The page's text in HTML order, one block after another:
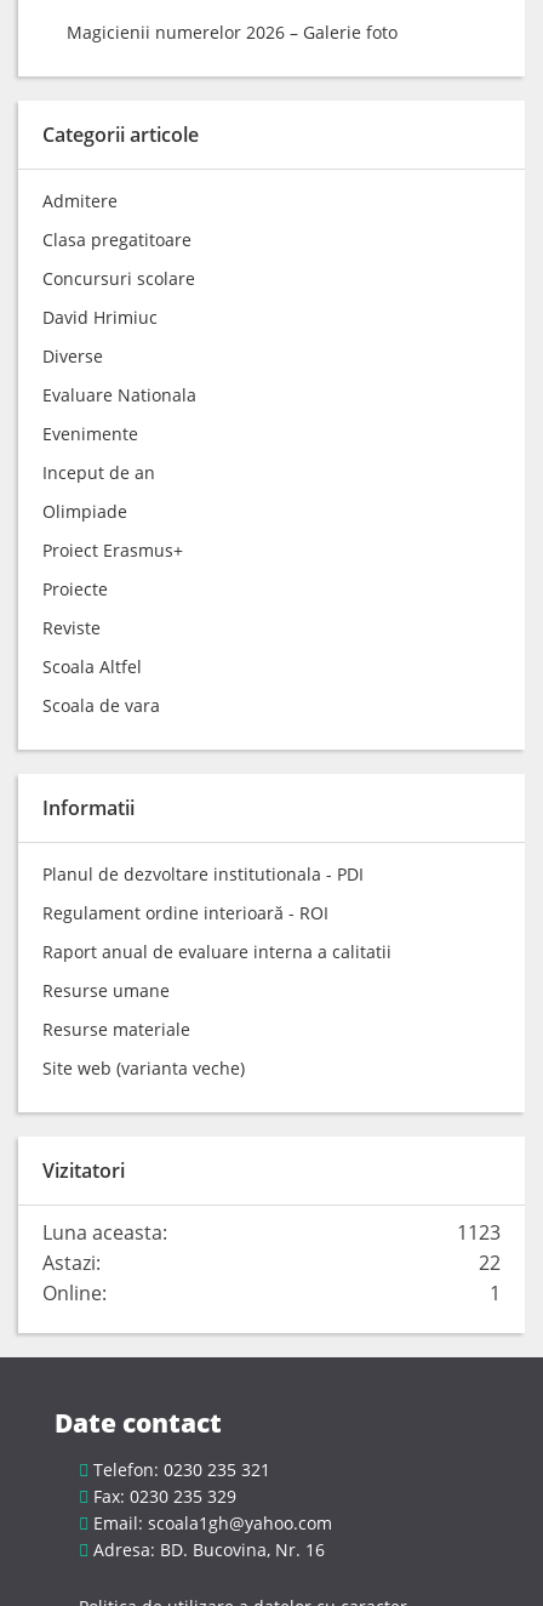
Magicienii numerelor 2026 – Galerie foto
Categorii articole
Admitere
Clasa pregatitoare
Concursuri scolare
David Hrimiuc
Diverse
Evaluare Nationala
Evenimente
Inceput de an
Olimpiade
Proiect Erasmus+
Proiecte
Reviste
Scoala Altfel
Scoala de vara
Informatii
Planul de dezvoltare institutionala - PDI
Regulament ordine interioară - ROI
Raport anual de evaluare interna a calitatii
Resurse umane
Resurse materiale
Site web (varianta veche)
Vizitatori
1123
Luna aceasta:
22
Astazi:
1
Online:
Date contact
Telefon: 0230 235 321
Fax: 0230 235 329
Email: scoala1gh@yahoo.com
Adresa: BD. Bucovina, Nr. 16